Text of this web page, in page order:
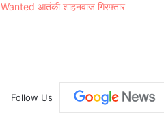
Wanted आतंकी शाहनवाज गिरफ्तार
Follow Us